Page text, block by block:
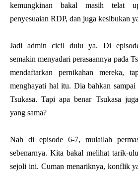
kemungkinan bakal masih telat
penyesuaian RDP, dan juga kesibukan
Jadi admin cicil dulu ya. Di
semakin menyadari perasaannya pada
mendaftarkan pernikahan mereka,
menghayati hal itu. Dia bahkan sampai
Tsukasa. Tapi apa benar Tsukasa
yang sama?
Nah di episode 6-7, mulailah
sebenarnya. Kita bakal melihat tarik-
sejoli ini. Cuman menariknya, konflik